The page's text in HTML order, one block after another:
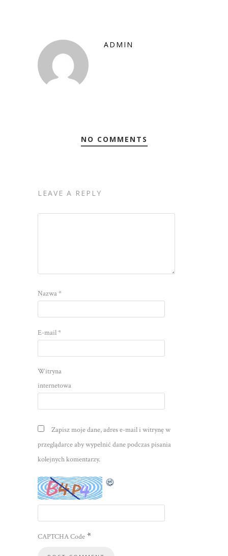
ADMIN
NO COMMENTS
LEAVE A REPLY
Nazwa*
E-mail*
Witryna
internetowa
Zapisz moje dane, adres e-mail i witrynę w
przeglądarce aby wypełnić dane podczas pisania
kolejnych komentarzy.
CAPTCHA Code *